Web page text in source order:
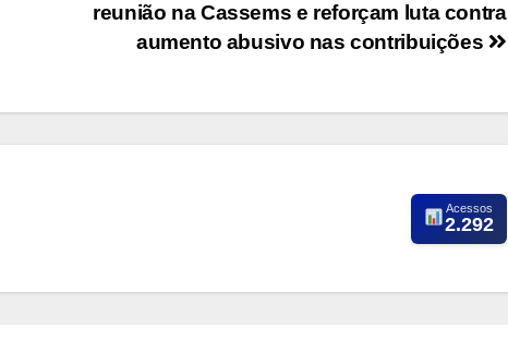
reunião na Cassems e reforçam luta contra
aumento abusivo nas contribuições
Acessos
2.292